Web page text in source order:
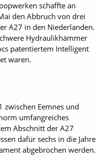
schaffte an
den Abbruch von drei
A27 in den Niederlanden.
Hydraulikhämmer
patentiertem Intelligent
waren.
zwischen Eemnes und
umfangreiches
Abschnitt der A27
dafür sechs in die Jahre
abgebrochen werden.